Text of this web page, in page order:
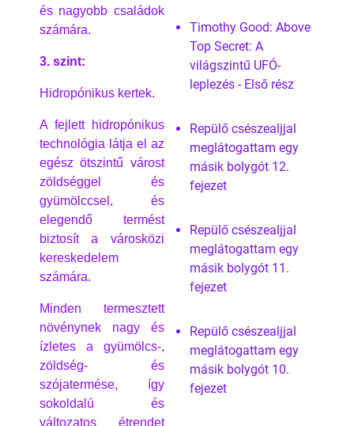
és nagyobb családok
számára.
3. szint:
Hidropónikus kertek.
A fejlett hidropónikus
technológia látja el az
egész ötszintű várost
zöldséggel és
gyümölccsel, és
elegendő termést
biztosít a városközi
kereskedelem
számára.
Minden termesztett
növénynek nagy és
ízletes a gyümölcs-,
zöldség- és
szójatermése, így
sokoldalú és
változatos étrendet
Timothy Good: Above
Top Secret: A
világszintű UFÓ-
leplezés - Első rész
Repülő csészealjjal
meglátogattam egy
másik bolygót 12.
fejezet
Repülő csészealjjal
meglátogattam egy
másik bolygót 11.
fejezet
Repülő csészealjjal
meglátogattam egy
másik bolygót 10.
fejezet